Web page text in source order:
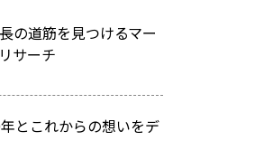
の道筋を見つけるマー
サーチ
とこれからの想いをデ